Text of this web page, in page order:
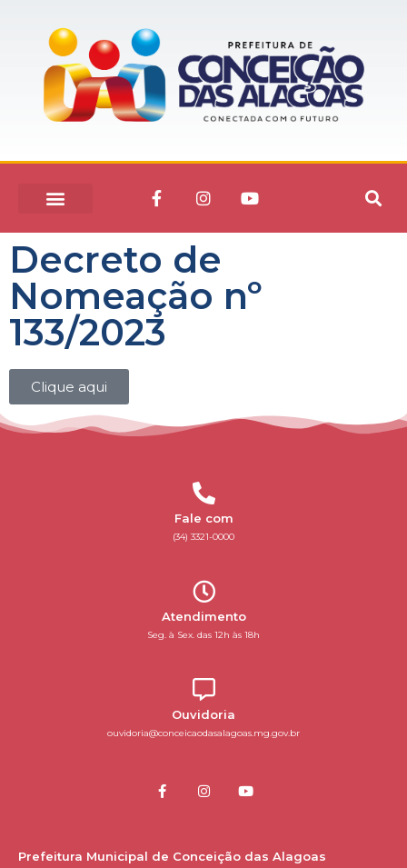
Decreto de
Nomeação nº
133/2023
Clique aqui
Fale com
(34) 3321-0000
Atendimento
Seg. à Sex. das 12h às 18h
Ouvidoria
ouvidoria@conceicaodasalagoas.mg.gov.br
Prefeitura Municipal de Conceição das Alagoas